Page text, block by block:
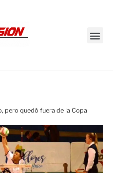
pero quedó fuera de la Copa